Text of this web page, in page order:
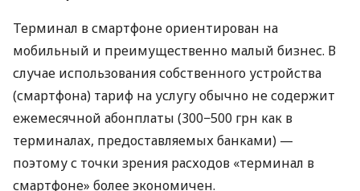
Терминал в смартфоне ориентирован на
мобильный и преимущественно малый бизнес. В
случае использования собственного устройства
(смартфона) тариф на услугу обычно не содержит
ежемесячной абонплаты (300−500 грн как в
терминалах, предоставляемых банками) —
поэтому с точки зрения расходов «терминал в
смартфоне» более экономичен.